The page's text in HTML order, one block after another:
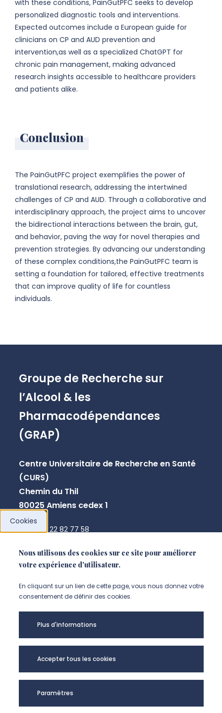
with these conditions, PainGutPFC seeks to develop
personalized diagnostic tools and interventions.
Expected outcomes include a European guide for
clinicians on CP and AUD prevention and
intervention,as well as a specialized ChatGPT for
chronic pain management, making advanced
research insights accessible to healthcare providers
and patients alike.
Conclusion
The PainGutPFC project exemplifies the power of
translational research, addressing the intertwined
challenges of CP and AUD. Through a collaborative and
interdisciplinary approach, the project aims to uncover
the bidirectional interactions between the brain, gut,
and behavior, paving the way for novel therapies and
prevention strategies. By advancing our understanding
of these complex conditions,the PainGutPFC team is
setting a foundation for tailored, effective treatments
that can improve quality of life for countless
individuals.
Groupe de Recherche sur
l’Alcool & les
Pharmacodépendances
(GRAP)
Centre Universitaire de Recherche en Santé
(CURS)
Chemin du Thil
80025 Amiens cedex 1
+33 3 22 82 77 58
Cookies
Nous utilisons des cookies sur ce site pour améliorer
votre expérience d'utilisateur.
En cliquant sur un lien de cette page, vous nous donnez votre
consentement de définir des cookies.
Plus d'informations
Accepter tous les cookies
Paramètres